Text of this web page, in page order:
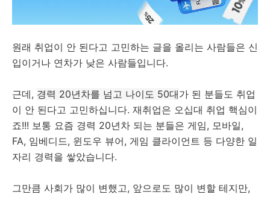
원래 취업이 안 된다고 고민하는 글을 올리는 사람들은 신
입이거나 연차가 낮은 사람들입니다.
근데, 경력 20년차를 넘고 나이도 50대가 된 분들도 취업
이 안 된다고 고민하십니다. 재취업은 오십대 취업 핵심이
죠!!! 보통 요즘 경력 20년차 되는 분들은 게임, 모바일,
FA, 임베디드, 윈도우 뷰어, 게임 클라이언트 등 다양한 일
자리 경력을 쌓았습니다.
그만큼 사회가 많이 변했고, 앞으로도 많이 변할 테지만,